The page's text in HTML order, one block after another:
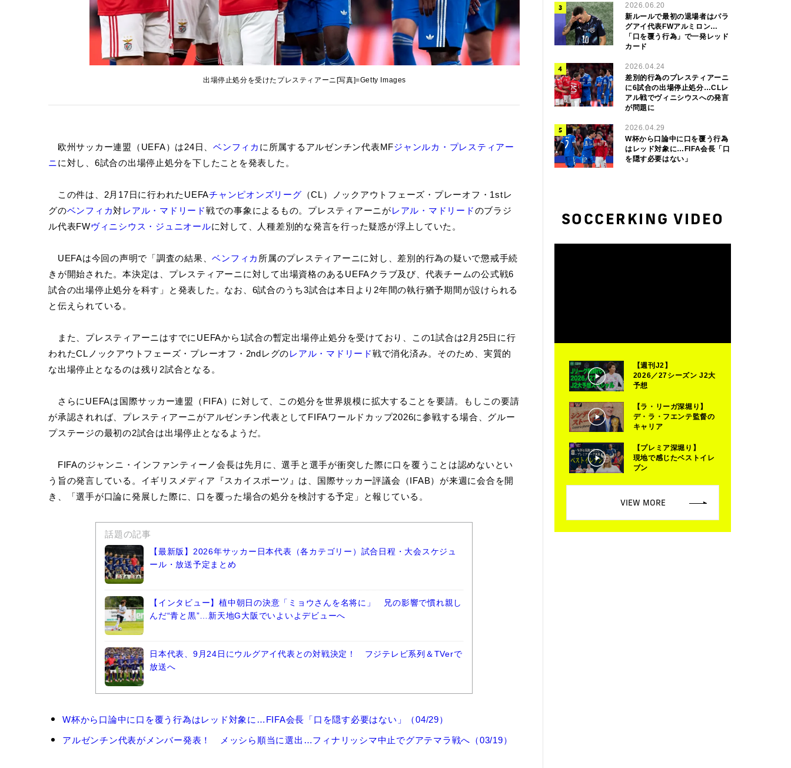
出場停止処分を受けたプレスティアーニ[写真]=Getty Images
欧州サッカー連盟（UEFA）は24日、 ベンフィカ に所属するアルゼンチン代表MFジャンルカ・プレスティアー
ニに対し、6試合の出場停止処分を下したことを発表した。
この件は、2月17日に行われたUEFAチャンピオンズリーグ （CL）ノックアウトフェーズ・プレーオフ・1stレ
グのベンフィカ対レアル・マドリード戦での事象によるもの。プレスティアーニがレアル・マドリードのブラジ
ル代表FWヴィニシウス・ジュニオールに対して、人種差別的な発言を行った疑惑が浮上していた。
UEFAは今回の声明で「調査の結果、ベンフィカ 所属のプレスティアーニに対し、差別的行為の疑いで懲戒手続
きが開始された。本決定は、プレスティアーニに対して出場資格のあるUEFAクラブ及び、代表チームの公式戦6
試合の出場停止処分を科す」と発表した。なお、6試合のうち3試合は本日より2年間の執行猶予期間が設けられる
と伝えられている。
また、プレスティアーニはすでにUEFAから1試合の暫定出場停止処分を受けており、この1試合は2月25日に行
われたCLノックアウトフェーズ・プレーオフ・2ndレグのレアル・マドリード戦で消化済み。そのため、実質的
な出場停止となるのは残り2試合となる。
さらにUEFAは国際サッカー連盟（FIFA）に対して、この処分を世界規模に拡大することを要請。もしこの要請
が承認されれば、プレスティアーニがアルゼンチン代表としてFIFAワールドカップ2026に参戦する場合、グルー
プステージの最初の2試合は出場停止となるようだ。
FIFAのジャンニ・インファンティーノ会長は先月に、選手と選手が衝突した際に口を覆うことは認めないとい
う旨の発言している。イギリスメディア『スカイスポーツ』は、国際サッカー評議会（IFAB）が来週に会合を開
き、「選手が口論に発展した際に、口を覆った場合の処分を検討する予定」と報じている。
話題の記事
【最新版】2026年サッカー日本代表（各カテゴリー）試合日程・大会スケジュ
ール・放送予定まとめ
【インタビュー】植中朝日の決意「ミョウさんを名将に」 兄の影響で慣れ親し
んだ“青と黒”…新天地G大阪でいよいよデビューへ
日本代表、9月24日にウルグアイ代表との対戦決定！ フジテレビ系列＆TVerで
放送へ
ジ
ン
W杯から口論中に口を覆う行為はレッド対象に…FIFA会長「口を隠す必要はない」（04/29）
アルゼンチン代表がメンバー発表！ メッシら順当に選出…フィナリッシマ中止でグアテマラ戦へ（03/19）
2026.06.20
新ルールで最初の退場者はパラ
グアイ代表FWアルミロン…
「口を覆う行為」で一発レッド
カード
2026.04.24
差別的行為のプレスティアーニ
に6試合の出場停止処分…CLレ
アル戦でヴィニシウスへの発言
が問題に
2026.04.29
W杯から口論中に口を覆う行為
はレッド対象に…FIFA会長「口
を隠す必要はない」
SOCCERKING VIDEO
【週刊J2】
2026／27シーズン J2大
予想
【ラ・リーガ深堀り】
デ・ラ・フエンテ監督の
キャリア
【プレミア深堀り】
現地で感じたベストイレ
ブン
VIEW MORE